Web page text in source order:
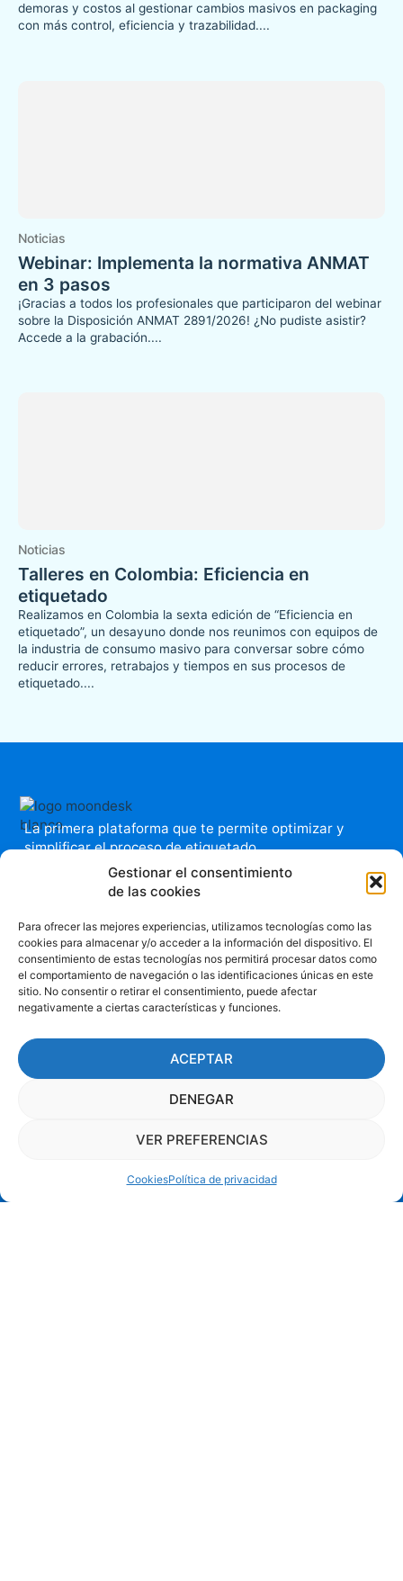
Gestionar el consentimiento
de las cookies
Para ofrecer las mejores experiencias, utilizamos tecnologías como las
cookies para almacenar y/o acceder a la información del dispositivo. El
consentimiento de estas tecnologías nos permitirá procesar datos como
el comportamiento de navegación o las identificaciones únicas en este
sitio. No consentir o retirar el consentimiento, puede afectar
negativamente a ciertas características y funciones.
ACEPTAR
DENEGAR
VER PREFERENCIAS
CookiesPolítica de privacidad
demoras y costos al gestionar cambios masivos en packaging
con más control, eficiencia y trazabilidad....
Noticias
Webinar: Implementa la normativa ANMAT
en 3 pasos
¡Gracias a todos los profesionales que participaron del webinar
sobre la Disposición ANMAT 2891/2026! ¿No pudiste asistir?
Accede a la grabación....
Noticias
Talleres en Colombia: Eficiencia en
etiquetado
Realizamos en Colombia la sexta edición de “Eficiencia en
etiquetado”, un desayuno donde nos reunimos con equipos de
la industria de consumo masivo para conversar sobre cómo
reducir errores, retrabajos y tiempos en sus procesos de
etiquetado....
de
d
La primera plataforma que te permite optimizar y
simplificar el proceso de etiquetado.
El aliado tecnológico de tu equipo: Integra
proveedores, equipos e imprenta facilitando la fluidez
y permite la trazabilidad de las tareas relacionadas
con el diseño de packaging. Todo en un solo lugar.